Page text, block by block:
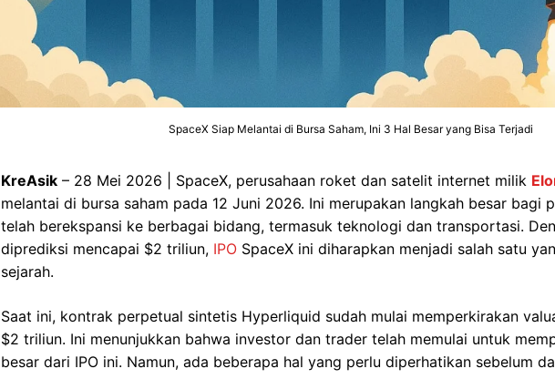
SpaceX Siap Melantai di Bursa Saham, Ini 3 Hal Besar yang Bisa Terjadi
KreAsik – 28 Mei 2026 | SpaceX, perusahaan roket dan satelit internet milik
melantai di bursa saham pada 12 Juni 2026. Ini merupakan langkah besar bagi
telah berekspansi ke berbagai bidang, termasuk teknologi dan transportasi.
diprediksi mencapai $2 triliun, IPO SpaceX ini diharapkan menjadi salah satu
sejarah.
Saat ini, kontrak perpetual sintetis Hyperliquid sudah mulai memperkirakan
$2 triliun. Ini menunjukkan bahwa investor dan trader telah memulai untuk
besar dari IPO ini. Namun, ada beberapa hal yang perlu diperhatikan sebelum